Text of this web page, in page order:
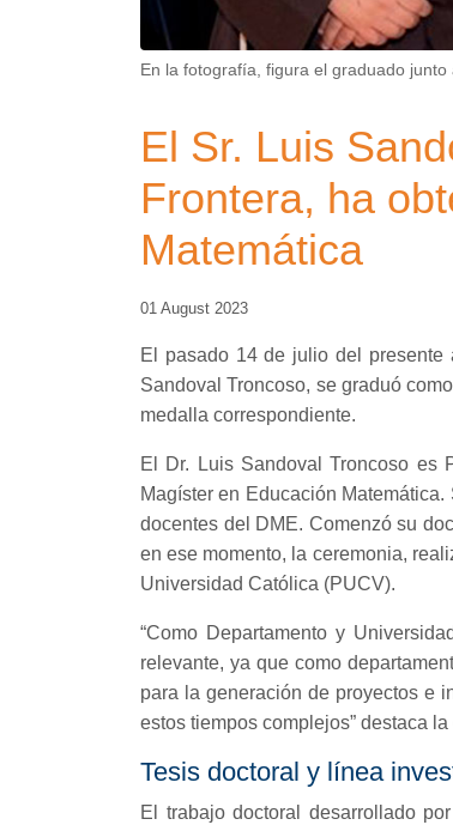
En la fotografía, figura el graduado junto
El Sr. Luis
Frontera, ha
Matemática
01 August 2023
El pasado 14 de julio del presente
Sandoval Troncoso, se graduó
medalla correspondiente.
El Dr. Luis Sandoval Troncoso es
Magíster en Educación
docentes del DME. Comenzó su
en ese momento, la ceremonia,
Universidad Católica (PUCV).
“Como Departamento y
relevante, ya que como
para la generación de proyectos e
estos tiempos complejos” destaca
Tesis doctoral y línea
El trabajo doctoral desarrollado